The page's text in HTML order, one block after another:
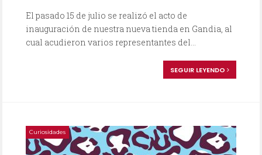
El pasado 15 de julio se realizó el acto de
inauguración de nuestra nueva tienda en Gandia, al
cual acudieron varios representantes del...
SEGUIR LEYENDO
Curiosidades